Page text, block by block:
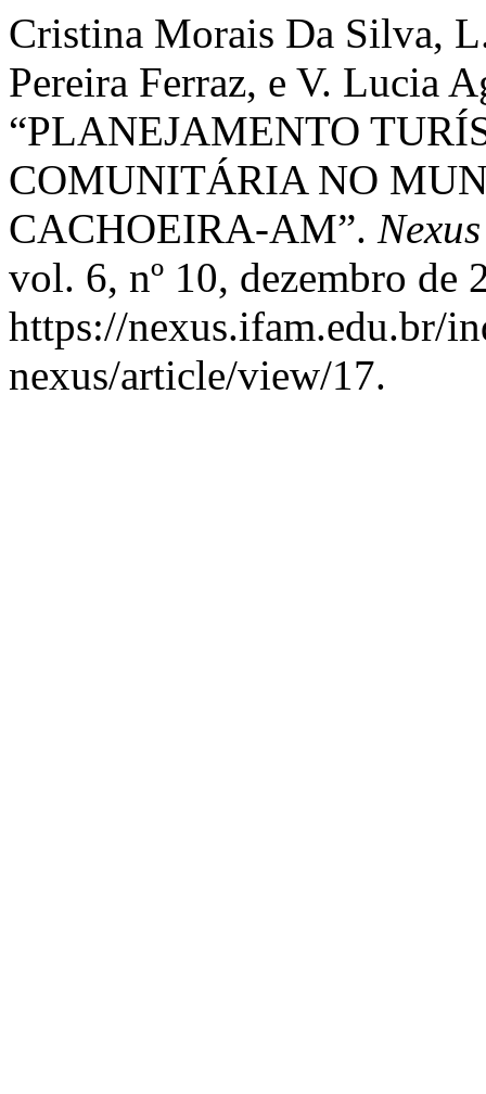
Cristina Morais Da Silva,
Pereira Ferraz, e V. Lucia
“PLANEJAMENTO
COMUNITÁRIA NO
CACHOEIRA-AM”.
vol. 6, nº 10, dezembro de
https://nexus.ifam.edu.br/
nexus/article/view/17.